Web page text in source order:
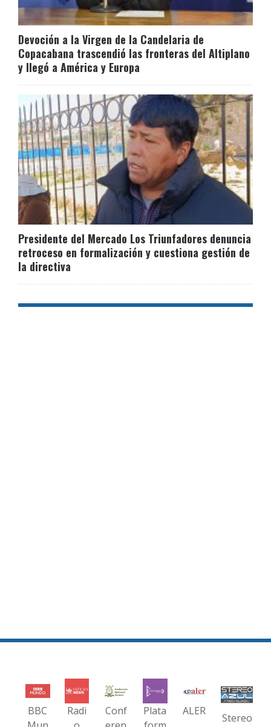
Devoción a la Virgen de la Candelaria de
Copacabana trascendió las fronteras del Altiplano
y llegó a América y Europa
Presidente del Mercado Los Triunfadores denuncia
retroceso en formalización y cuestiona gestión de
la directiva
BBC
Radi
Conf
Plata
ALER
Stereo